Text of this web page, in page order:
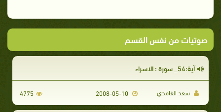
صوتيات من نفس القسم
آية:54_ سورة : الاسراء
سعد الغامدي 2008-05-10
4775